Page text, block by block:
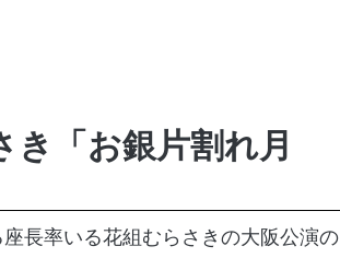
き「お銀片割れ月
長率いる花組むらさきの大阪公演の